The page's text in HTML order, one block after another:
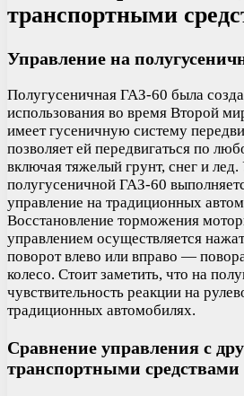
транспортными
Управление на
Полугусеничная ГАЗ-60 была
использования во время Второй
имеет гусеничную систему
позволяет ей передвигаться по
включая тяжелый грунт, снег и
полугусеничной ГАЗ-60
управление на традиционных
Восстановление торможения
управлением осуществляется
поворот влево или вправо —
колесо. Стоит заметить, что на
чувствительность реакции на
традиционных автомобилях.
Сравнение управления с
транспортными средствами